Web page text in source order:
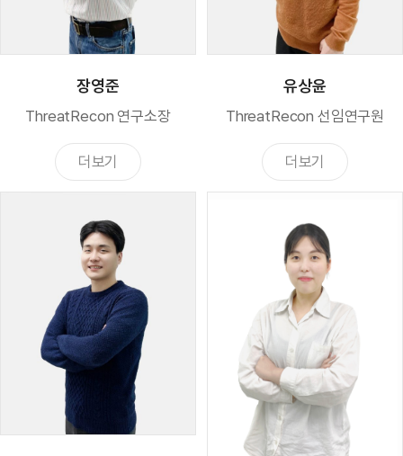
장영준
ThreatRecon 연구소장
더보기
유상윤
ThreatRecon 선임연구원
더보기